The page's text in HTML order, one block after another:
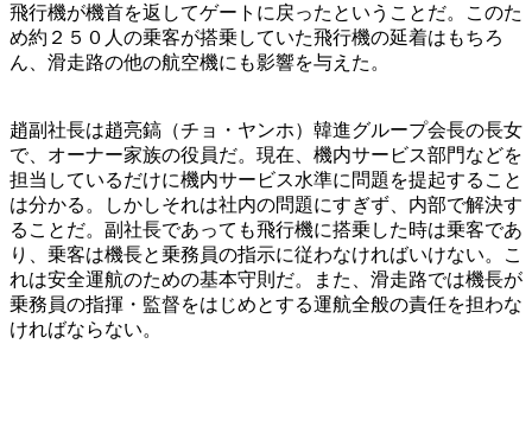
飛行機が機首を返してゲートに戻ったということだ。このた
め約２５０人の乗客が搭乗していた飛行機の延着はもちろ
ん、滑走路の他の航空機にも影響を与えた。
趙副社長は趙亮鎬（チョ・ヤンホ）韓進グループ会長の長女
で、オーナー家族の役員だ。現在、機内サービス部門などを
担当しているだけに機内サービス水準に問題を提起すること
は分かる。しかしそれは社内の問題にすぎず、内部で解決す
ることだ。副社長であっても飛行機に搭乗した時は乗客であ
り、乗客は機長と乗務員の指示に従わなければいけない。こ
れは安全運航のための基本守則だ。また、滑走路では機長が
乗務員の指揮・監督をはじめとする運航全般の責任を担わな
ければならない。